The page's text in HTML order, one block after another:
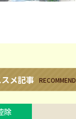
メ記事 RECOMMEND
除